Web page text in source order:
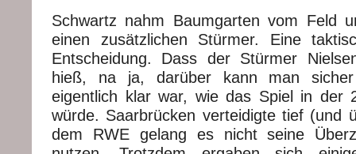
Schwartz nahm Baumgarten vom Feld
einen zusätzlichen Stürmer. Eine
Entscheidung. Dass der Stürmer
hieß, na ja, darüber kann man
eigentlich klar war, wie das Spiel in der
würde. Saarbrücken verteidigte tief (und
dem RWE gelang es nicht seine